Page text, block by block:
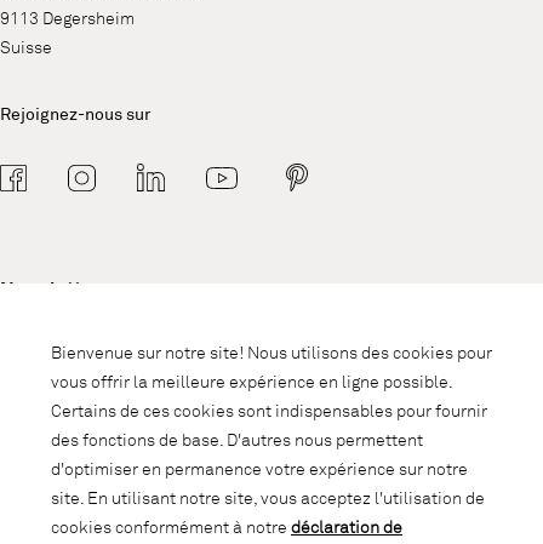
9113 Degersheim
Suisse
Rejoignez-nous sur
Newsletter
Abonnez-vous à notre newsletter et
soyez informé des promotions, des
nouveautés et des trends d'intérieur.
Bienvenue sur notre site! Nous utilisons des cookies pour
vous offrir la meilleure expérience en ligne possible.
Certains de ces cookies sont indispensables pour fournir
des fonctions de base. D'autres nous permettent
d'optimiser en permanence votre expérience sur notre
site. En utilisant notre site, vous acceptez l'utilisation de
cookies conformément à notre déclaration de